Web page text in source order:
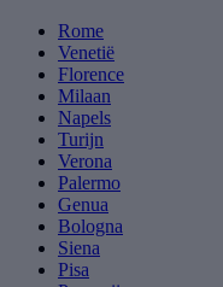
Rome
Venetië
Florence
Milaan
Napels
Turijn
Verona
Palermo
Genua
Bologna
Siena
Pisa